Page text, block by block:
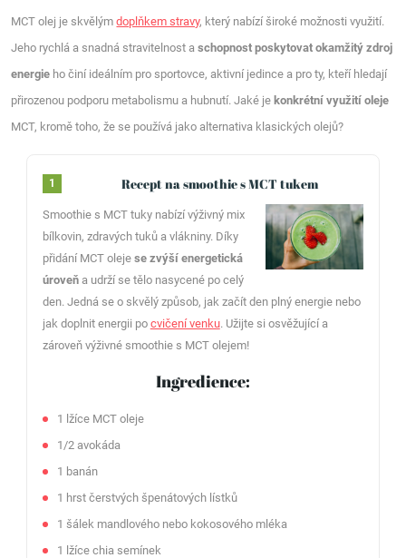
MCT olej je skvělýmdoplňkem stravy, který nabízí široké možnosti využití.
Jeho rychlá a snadná stravitelnost aschopnost poskytovat okamžitý zdroj
energie ho činí ideálním pro sportovce, aktivní jedince a pro ty, kteří hledají
přirozenou podporu metabolismu a hubnutí. Jaké jekonkrétní využití oleje
MCT, kromě toho, že se používá jako alternativa klasických olejů?
1 Recept na smoothie s MCT tukem
Smoothie s MCT tuky nabízí výživný mix
bílkovin, zdravých tuků a vlákniny. Díky
přidání MCT oleje se zvýší energetická
úroveňa udrží se tělo nasycené po celý
den. Jedná se o skvělý způsob, jak začít den plný energie nebo
jak doplnit energii po cvičení venku. Užijte si osvěžující a
zároveň výživné smoothie s MCT olejem!
Ingredience:
1 lžíce MCT oleje
1/2 avokáda
1 banán
1 hrst čerstvých špenátových lístků
1 šálek mandlového nebo kokosového mléka
1 lžíce chia semínek